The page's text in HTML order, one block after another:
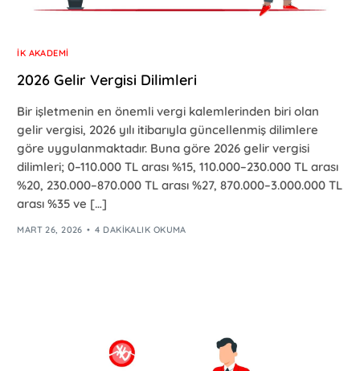
İK AKADEMI
2026 Gelir Vergisi Dilimleri
Bir işletmenin en önemli vergi kalemlerinden biri olan
gelir vergisi, 2026 yılı itibarıyla güncellenmiş dilimlere
göre uygulanmaktadır. Buna göre 2026 gelir vergisi
dilimleri; 0–110.000 TL arası %15, 110.000–230.000 TL arası
%20, 230.000–870.000 TL arası %27, 870.000–3.000.000 TL
arası %35 ve […]
MART 26, 2026 4 DAKIKALIK OKUMA